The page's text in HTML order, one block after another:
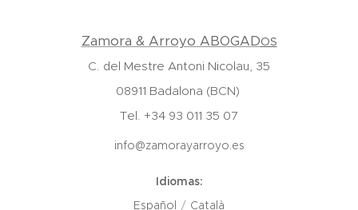
Zamora & Arroyo ABOGADOS
C. del Mestre Antoni Nicolau, 35
08911 Badalona (BCN)
Tel. +34 93 011 35 07
info@zamorayarroyo.es
Idiomas
Español
Català